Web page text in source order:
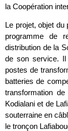
la Coopération
Le projet, objet du
programme de
distribution de la
de son service. Il
postes de
batteries de
transformation de
Kodialani et de
souterraine en
le tronçon